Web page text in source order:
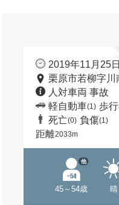
2019年11月25
栗原市若柳字川
人対車両 事故
軽自動車(1) 歩
死亡(0) 負傷(1)
距離2033m
45～54歳
他
晴